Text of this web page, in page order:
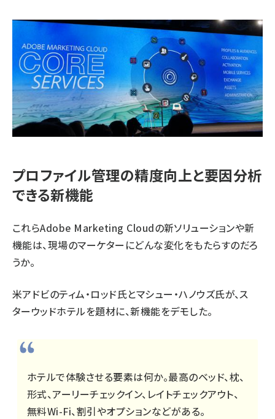
プロファイル管理の精度向上と要因分析
できる新機能
これらAdobe Marketing Cloudの新ソリューションや新
機能は、現場のマーケターにどんな変化をもたらすのだろ
うか。
米アドビのティム・ロッド氏とマシュー・ハノウズ氏が、ス
ターウッドホテルを題材に、新機能をデモした。
ホテルで体験させる要素は何か。最高のベッド、枕、
形式、アーリーチェックイン、レイトチェックアウト、
無料Wi-Fi、割引やオプションなどがある。